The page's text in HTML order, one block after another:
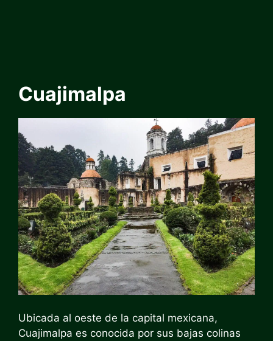
Cuajimalpa
Ubicada al oeste de la capital mexicana,
Cuajimalpa es conocida por sus bajas colinas